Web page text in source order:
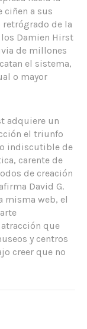
ciñen a sus
retrógrado de la
Damien Hirst
de millones
el sistema,
o mayor
adquiere un
el triunfo
indiscutible de
carente de
de creación
David G.
misma web, el
que
y centros
creer que no